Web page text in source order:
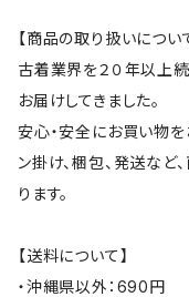
【商品の取り扱いについ
古着業界を２０年以上
お届けしてきました。
安心・安全にお買い物を
ン掛け、梱包、発送など
ります。
【送料について】
・沖縄県以外：690円